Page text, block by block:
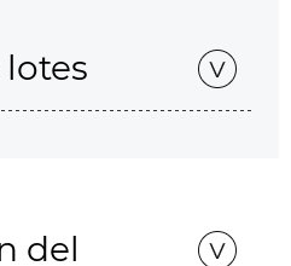
del